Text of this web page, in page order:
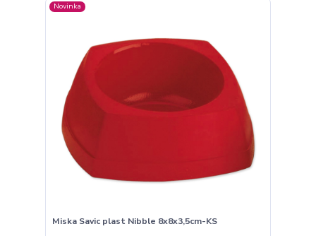
Novinka
Miska Savic plast Nibble 8x8x3,5cm-KS